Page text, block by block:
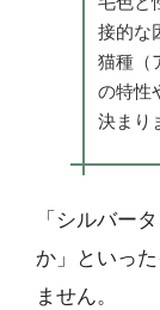
接的な
猫種（
の特性
決まり
「シルバー
か」といっ
ません。